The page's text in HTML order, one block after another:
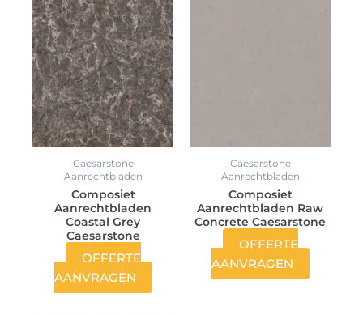
Caesarstone
Aanrechtbladen
Composiet
Aanrechtbladen
Coastal Grey
Caesarstone
OFFERTE
AANVRAGEN
Caesarstone
Aanrechtbladen
Composiet
Aanrechtbladen Raw
Concrete Caesarstone
OFFERTE
AANVRAGEN